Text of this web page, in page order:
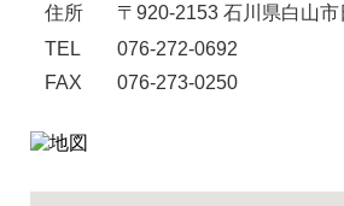
住所
〒920-2153 石川県白山
TEL
076-272-0692
FAX
076-273-0250